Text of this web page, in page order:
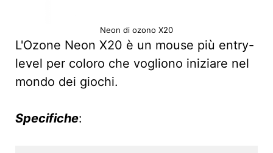
Neon di ozono X20
L'Ozone Neon X20 è un mouse più entry-
level per coloro che vogliono iniziare nel
mondo dei giochi.
Specifiche: